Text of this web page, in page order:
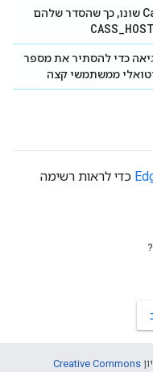
סקריפטים של Cassandra שונו, כך שהסדר שלהם
כדי להסתיר את מספר
ממשתמשי קצה
כדי לראות רשימה
Creative Commons